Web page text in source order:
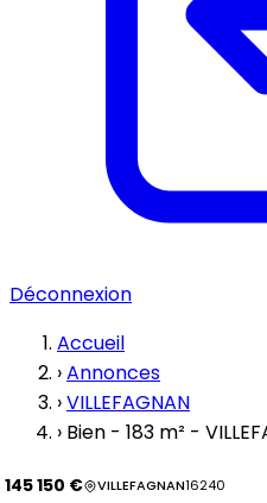
Déconnexion
Accueil
›Annonces
›VILLEFAGNAN
› Bien - 183 m² -
145 150 € VILLEFAGNAN16240